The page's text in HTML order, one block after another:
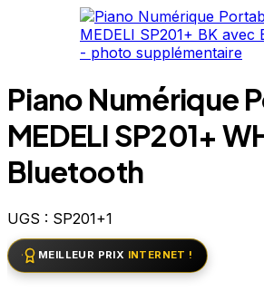
Piano Numérique
MEDELI SP201+
Bluetooth
UGS : SP201+1
MEILLEUR PRIX INTERNET !